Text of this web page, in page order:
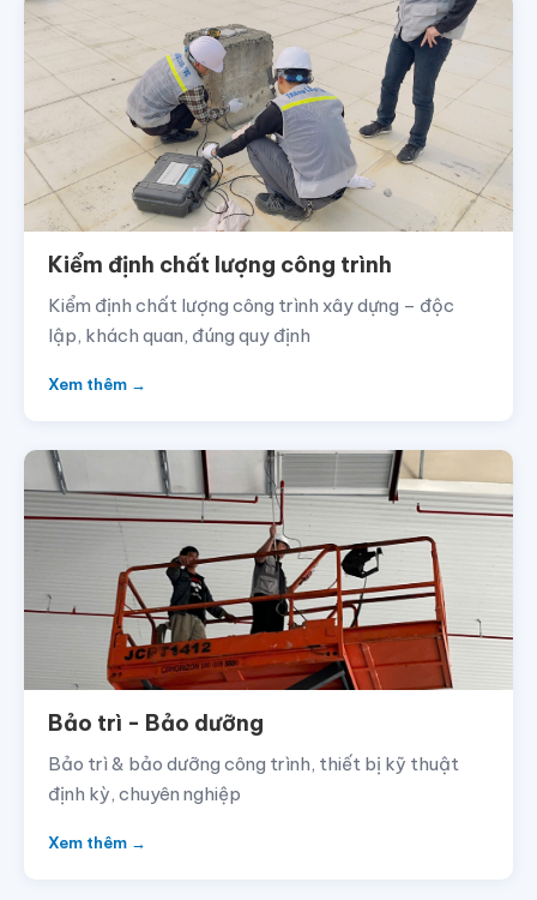
Kiểm định chất lượng công trình
Kiểm định chất lượng công trình xây dựng – độc
lập, khách quan, đúng quy định
Xem thêm →
Bảo trì - Bảo dưỡng
Bảo trì & bảo dưỡng công trình, thiết bị kỹ thuật
định kỳ, chuyên nghiệp
Xem thêm →